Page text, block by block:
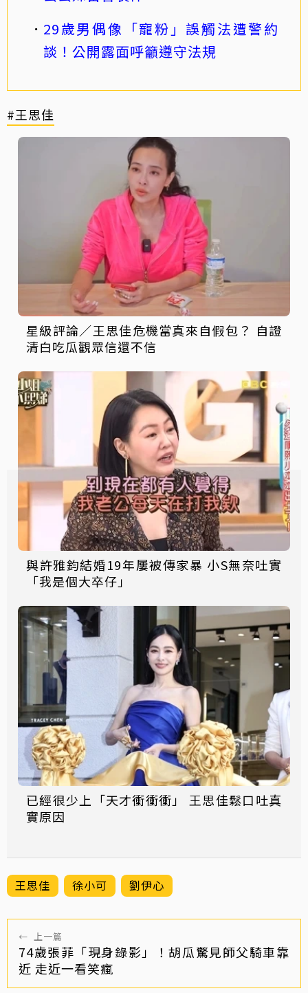
29歲男偶像「寵粉」誤觸法遭警約
談！公開露面呼籲遵守法規
#王思佳
星級評論／王思佳危機當真來自假包？ 自證
清白吃瓜觀眾信還不信
與許雅鈞結婚19年屢被傳家暴 小S無奈吐實
「我是個大卒仔」
已經很少上「天才衝衝衝」 王思佳鬆口吐真
實原因
王思佳 徐小可 劉伊心
← 上一篇
74歲張菲「現身錄影」！胡瓜驚見師父騎車靠
近 走近一看笑瘋